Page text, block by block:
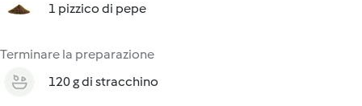
1 pizzico di pepe
Terminare la preparazione
120 g di stracchino